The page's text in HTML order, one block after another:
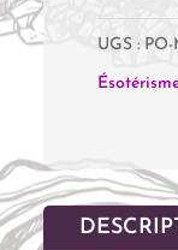
UGS : PO-